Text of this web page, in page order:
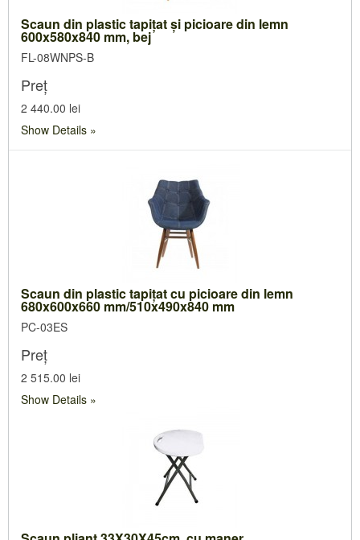
Scaun din plastic tapiţat şi picioare din lemn
600x580x840 mm, bej
FL-08WNPS-B
Preț
2 440.00 lei
Show Details
Scaun din plastic tapiţat cu picioare din lemn
680x600x660 mm/510x490x840 mm
PC-03ES
Preț
2 515.00 lei
Show Details